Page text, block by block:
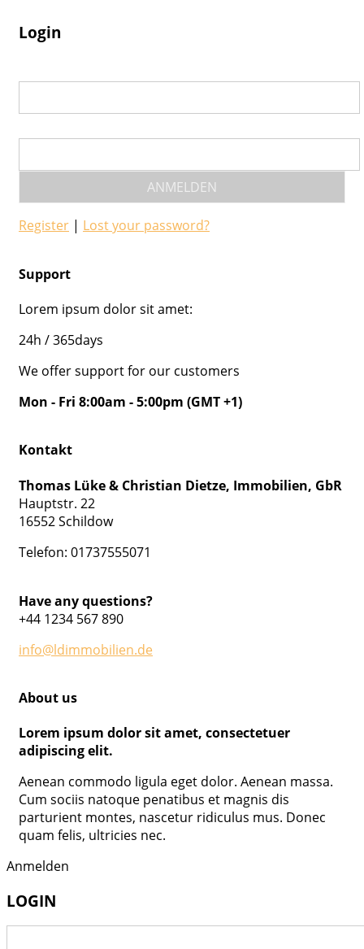
Login
ANMELDEN
Register | Lost your password?
Support
Lorem ipsum dolor sit amet:
24h / 365days
We offer support for our customers
Mon - Fri 8:00am - 5:00pm (GMT +1)
Kontakt
Thomas Lüke & Christian Dietze, Immobilien, GbR
Hauptstr. 22
16552 Schildow
Telefon: 01737555071
Have any questions?
+44 1234 567 890
info@ldimmobilien.de
About us
Lorem ipsum dolor sit amet, consectetuer
adipiscing elit.
Aenean commodo ligula eget dolor. Aenean massa.
Cum sociis natoque penatibus et magnis dis
parturient montes, nascetur ridiculus mus. Donec
quam felis, ultricies nec.
Anmelden
LOGIN